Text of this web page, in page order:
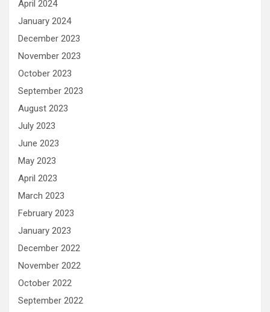
April 2024
January 2024
December 2023
November 2023
October 2023
September 2023
August 2023
July 2023
June 2023
May 2023
April 2023
March 2023
February 2023
January 2023
December 2022
November 2022
October 2022
September 2022